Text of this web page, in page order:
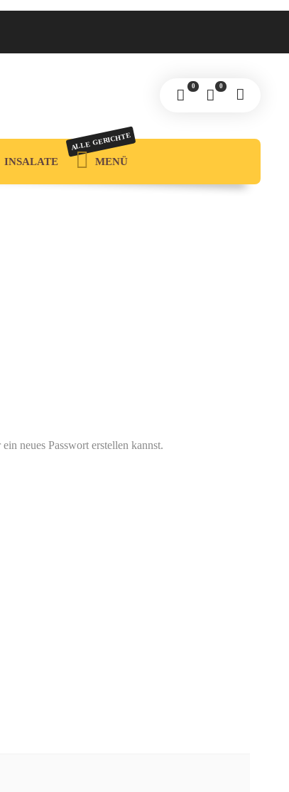
0
0
INSALATE MENÜ
ALLE GERICHTE
neues Passwort erstellen kannst.